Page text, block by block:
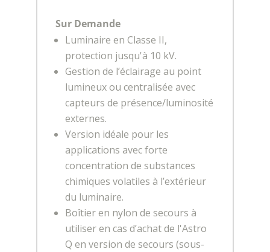
Sur Demande
Luminaire en Classe II,
protection jusqu'à 10 kV.
Gestion de l’éclairage au point
lumineux ou centralisée avec
capteurs de présence/luminosité
externes.
Version idéale pour les
applications avec forte
concentration de substances
chimiques volatiles à l’extérieur
du luminaire.
Boîtier en nylon de secours à
utiliser en cas d’achat de l'Astro
Q en version de secours (sous-